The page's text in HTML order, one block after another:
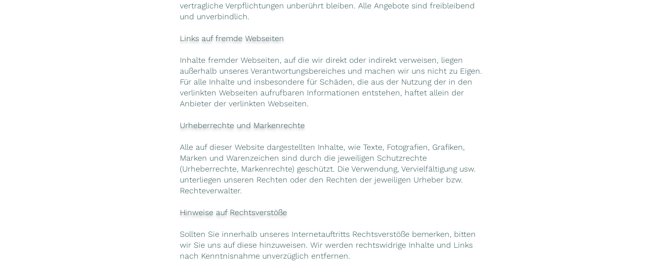
vertragliche Verpflichtungen unberührt bleiben. Alle Angebote sind freibleibend
und unverbindlich.
Links auf fremde Webseiten
Inhalte fremder Webseiten, auf die wir direkt oder indirekt verweisen, liegen
außerhalb unseres Verantwortungsbereiches und machen wir uns nicht zu Eigen.
Für alle Inhalte und insbesondere für Schäden, die aus der Nutzung der in den
verlinkten Webseiten aufrufbaren Informationen entstehen, haftet allein der
Anbieter der verlinkten Webseiten.
Urheberrechte und Markenrechte
Alle auf dieser Website dargestellten Inhalte, wie Texte, Fotografien, Grafiken,
Marken und Warenzeichen sind durch die jeweiligen Schutzrechte
(Urheberrechte, Markenrechte) geschützt. Die Verwendung, Vervielfältigung usw.
unterliegen unseren Rechten oder den Rechten der jeweiligen Urheber bzw.
Rechteverwalter.
Hinweise auf Rechtsverstöße
Sollten Sie innerhalb unseres Internetauftritts Rechtsverstöße bemerken, bitten
wir Sie uns auf diese hinzuweisen. Wir werden rechtswidrige Inhalte und Links
nach Kenntnisnahme unverzüglich entfernen.